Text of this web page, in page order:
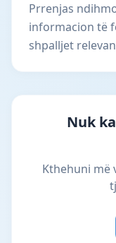
Prrenjas
informacion të
shpalljet
Nuk
Kthehuni më